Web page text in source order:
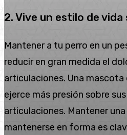
2. Vive un estilo de vida
Mantener a tu perro en un
reducir en gran medida el
articulaciones. Una
ejerce más presión sobre sus
articulaciones. Mantener
mantenerse en forma es